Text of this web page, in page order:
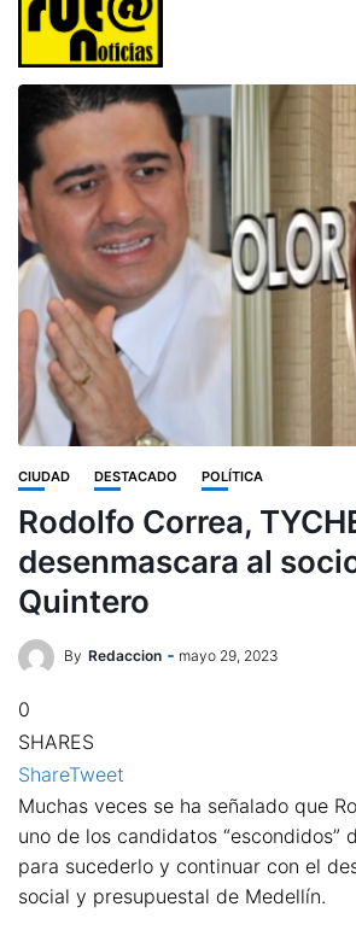
CIUDAD DESTACADO POLÍTICA
Rodolfo Correa,
desenmascara al
Quintero
By Redaccion mayo 29, 2023
0
SHARES
ShareTweet
Muchas veces se ha señalado que
uno de los candidatos “escondidos”
para sucederlo y continuar con el
social y presupuestal de Medellín.